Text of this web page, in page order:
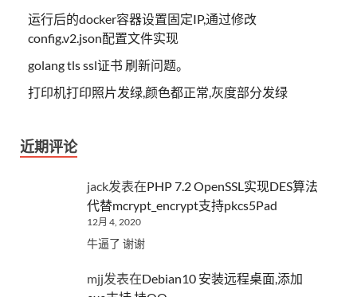
运行后的docker容器设置固定IP,通过修改
config.v2.json配置文件实现
golang tls ssl证书 刷新问题。
打印机打印照片发绿,颜色都正常,灰度部分发绿
近期评论
jack发表在PHP 7.2 OpenSSL实现DES算法
代替mcrypt_encrypt支持pkcs5Pad
12月 4, 2020
牛逼了 谢谢
mjj发表在Debian10 安装远程桌面,添加